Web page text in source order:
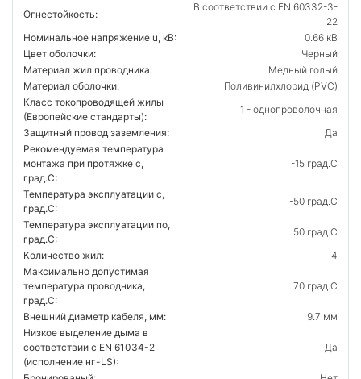
Огнестойкость:
В соответствии с EN 60332-3-
22
Номинальное напряжение u, кВ:
0.66 кВ
Цвет оболочки:
Черный
Материал жил проводника:
Медный голый
Материал оболочки:
Поливинилхлорид (PVC)
Класс токопроводящей жилы
(Европейские стандарты):
1 - однопроволочная
Защитный провод заземления:
Да
Рекомендуемая температура
монтажа при протяжке с,
град.C:
-15 град.C
Температура эксплуатации с,
град.C:
-50 град.C
Температура эксплуатации по,
град.C:
50 град.C
Количество жил:
4
Максимально допустимая
температура проводника,
град.C:
70 град.C
Внешний диаметр кабеля, мм:
9.7 мм
Низкое выделение дыма в
соответствии с EN 61034-2
(исполнение нг-LS):
Да